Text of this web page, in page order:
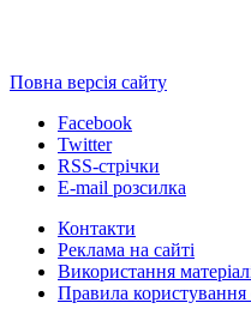
Повна версія сайту
Facebook
Twitter
RSS-стрічки
E-mail розсилка
Контакти
Реклама на сайті
Використання
Правила користування